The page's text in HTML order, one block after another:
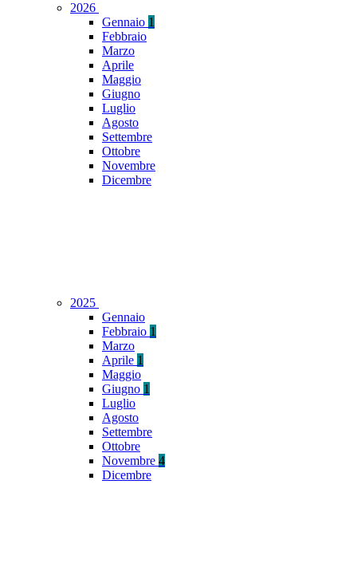
2026
Gennaio 1
Febbraio
Marzo
Aprile
Maggio
Giugno
Luglio
Agosto
Settembre
Ottobre
Novembre
Dicembre
2025
Gennaio
Febbraio 1
Marzo
Aprile 1
Maggio
Giugno 1
Luglio
Agosto
Settembre
Ottobre
Novembre 4
Dicembre